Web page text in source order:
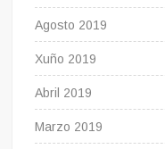
Agosto 2019
Xuño 2019
Abril 2019
Marzo 2019